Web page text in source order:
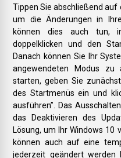
Tippen Sie abschließend auf
um die Änderungen in
können dies auch tun,
doppelklicken und den
Danach können Sie Ihr
angewendeten Modus zu
starten, geben Sie
des Startmenüs ein und
ausführen”. Das
das Deaktivieren des
Lösung, um Ihr Windows 10
können auch auf eine
jederzeit geändert werden